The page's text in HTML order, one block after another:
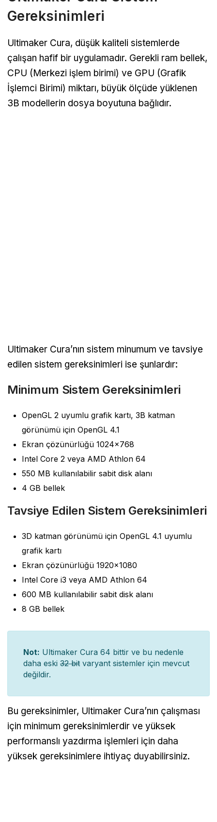
Gereksinimleri
Ultimaker Cura, düşük kaliteli sistemlerde
çalışan hafif bir uygulamadır. Gerekli ram bellek,
CPU (Merkezi işlem birimi) ve GPU (Grafik
İşlemci Birimi) miktarı, büyük ölçüde yüklenen
3B modellerin dosya boyutuna bağlıdır.
Ultimaker Cura’nın sistem minumum ve tavsiye
edilen sistem gereksinimleri ise şunlardır:
Minimum Sistem Gereksinimleri
OpenGL 2 uyumlu grafik kartı, 3B katman
görünümü için OpenGL 4.1
Ekran çözünürlüğü 1024×768
Intel Core 2 veya AMD Athlon 64
550 MB kullanılabilir sabit disk alanı
4 GB bellek
Tavsiye Edilen Sistem Gereksinimleri
3D katman görünümü için OpenGL 4.1 uyumlu
grafik kartı
Ekran çözünürlüğü 1920×1080
Intel Core i3 veya AMD Athlon 64
600 MB kullanılabilir sabit disk alanı
8 GB bellek
Not: Ultimaker Cura 64 bittir ve bu nedenle
daha eski 32 bit varyant sistemler için mevcut
değildir.
Bu gereksinimler, Ultimaker Cura’nın çalışması
için minimum gereksinimlerdir ve yüksek
performanslı yazdırma işlemleri için daha
yüksek gereksinimlere ihtiyaç duyabilirsiniz.